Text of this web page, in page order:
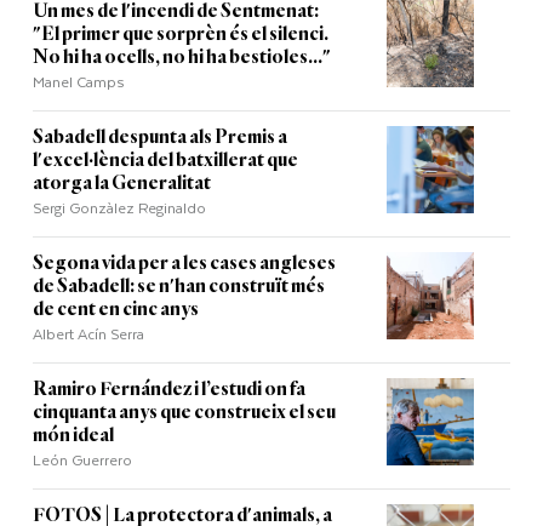
Un mes de l'incendi de Sentmenat:
"El primer que sorprèn és el silenci.
No hi ha ocells, no hi ha bestioles..."
Manel Camps
Sabadell despunta als Premis a
l'excel·lència del batxillerat que
atorga la Generalitat
Sergi Gonzàlez Reginaldo
Segona vida per a les cases angleses
de Sabadell: se n'han construït més
de cent en cinc anys
Albert Acín Serra
Ramiro Fernández i l’estudi on fa
cinquanta anys que construeix el seu
món ideal
León Guerrero
FOTOS | La protectora d'animals, a